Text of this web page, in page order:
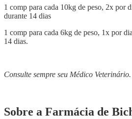
1 comp para cada 10kg de peso, 2x por
durante 14 dias
1 comp para cada 6kg de peso, 1x por
14 dias.
Consulte sempre seu Médico Veterinário.
Sobre a Farmácia de